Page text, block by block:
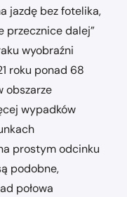
jazdę bez fotelika,
przecznice dalej”
wyobraźni
roku ponad 68
obszarze
wypadków
prostym odcinku
podobne,
połowa